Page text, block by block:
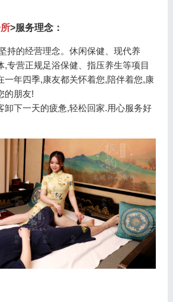
>服务理念：
持的经营理念。休闲保健、现代养
,专营正规足浴保健、指压养生等项目
一年四季,康友都关怀着您,陪伴着您,康
的朋友!
卸下一天的疲惫,轻松回家.用心服务好